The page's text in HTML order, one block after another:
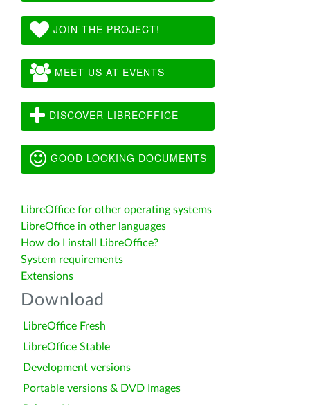
JOIN THE PROJECT!
MEET US AT EVENTS
DISCOVER LIBREOFFICE
GOOD LOOKING DOCUMENTS
LibreOffice for other operating systems
LibreOffice in other languages
How do I install LibreOffice?
System requirements
Extensions
Download
LibreOffice Fresh
LibreOffice Stable
Development versions
Portable versions & DVD Images